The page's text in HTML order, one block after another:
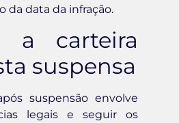
da data da infração.
a carteira
suspensa
suspensão envolve
legais e seguir os